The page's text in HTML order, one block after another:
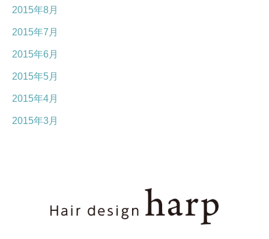
2015年8月
2015年7月
2015年6月
2015年5月
2015年4月
2015年3月